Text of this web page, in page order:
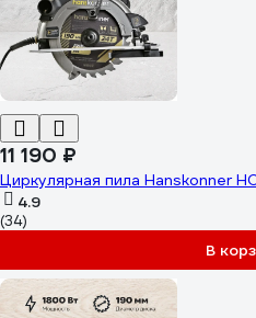
11 190 ₽
Циркулярная пила Hanskonner
4.9
(34)
В